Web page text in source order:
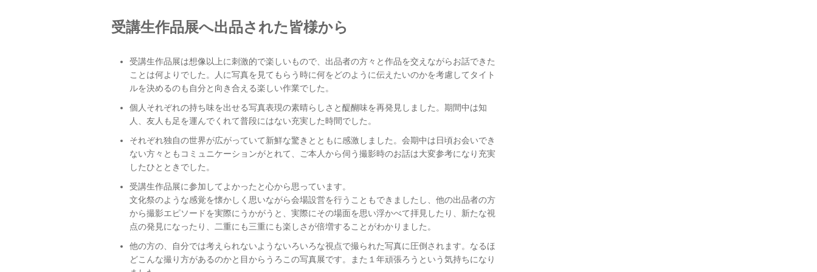
受講生作品展へ出品された皆様から
受講生作品展は想像以上に刺激的で楽しいもので、出品者の方々と作品を交えながらお話できた
ことは何よりでした。人に写真を見てもらう時に何をどのように伝えたいのかを考慮してタイト
ルを決めるのも自分と向き合える楽しい作業でした。
個人それぞれの持ち味を出せる写真表現の素晴らしさと醍醐味を再発見しました。期間中は知
人、友人も足を運んでくれて普段にはない充実した時間でした。
それぞれ独自の世界が広がっていて新鮮な驚きとともに感激しました。会期中は日頃お会いでき
ない方々ともコミュニケーションがとれて、ご本人から伺う撮影時のお話は大変参考になり充実
したひとときでした。
受講生作品展に参加してよかったと心から思っています。
文化祭のような感覚を懐かしく思いながら会場設営を行うこともできましたし、他の出品者の方
から撮影エピソードを実際にうかがうと、実際にその場面を思い浮かべて拝見したり、新たな視
点の発見になったり、二重にも三重にも楽しさが倍増することがわかりました。
他の方の、自分では考えられないようないろいろな視点で撮られた写真に圧倒されます。なるほ
どこんな撮り方があるのかと目からうろこの写真展です。また１年頑張ろうという気持ちになり